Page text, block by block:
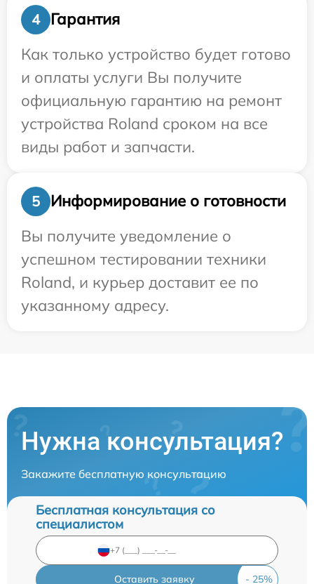
4
Гарантия
Как только устройство будет готово
и оплаты услуги Вы получите
официальную гарантию на ремонт
устройства Roland сроком на все
виды работ и запчасти.
5
Информирование о готовности
Вы получите уведомление о
успешном тестировании техники
Roland, и курьер доставит ее по
указанному адресу.
Нужна консультация?
Закажите бесплатную консультацию
Бесплатная консультация со
специалистом
Оставить заявку